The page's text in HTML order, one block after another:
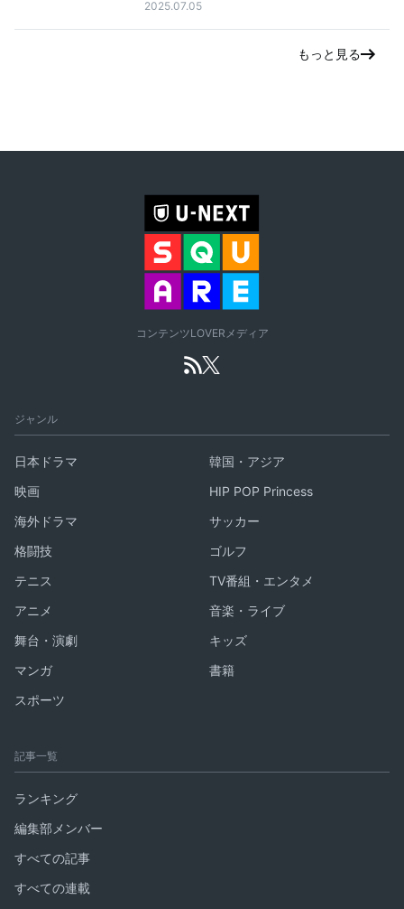
2025.07.05
もっと見る
コンテンツLOVERメディア
ジャンル
日本ドラマ
韓国・アジア
映画
HIP POP Princess
海外ドラマ
サッカー
格闘技
ゴルフ
テニス
TV番組・エンタメ
アニメ
音楽・ライブ
舞台・演劇
キッズ
マンガ
書籍
スポーツ
記事一覧
ランキング
編集部メンバー
すべての記事
すべての連載